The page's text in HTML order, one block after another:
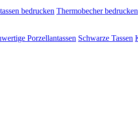
bedrucken Thermobecher bedrucken
Porzellantassen Schwarze Tassen